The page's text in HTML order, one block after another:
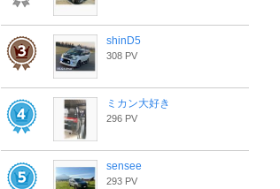
shinD5
308 PV
ミカン大好き
296 PV
sensee
293 PV